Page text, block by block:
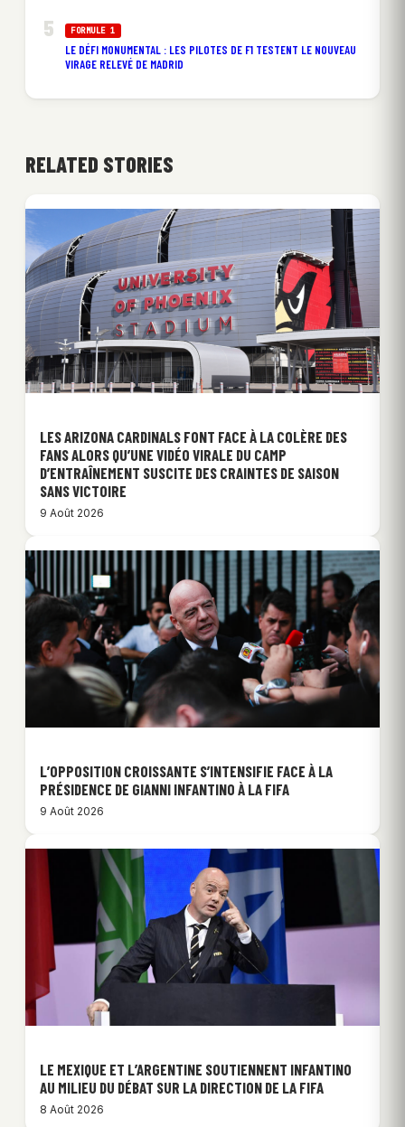
FORMULE 1
LE DÉFI MONUMENTAL : LES PILOTES DE F1 TESTENT LE NOUVEAU
VIRAGE RELEVÉ DE MADRID
RELATED STORIES
LES ARIZONA CARDINALS FONT FACE À LA COLÈRE DES
FANS ALORS QU’UNE VIDÉO VIRALE DU CAMP
D’ENTRAÎNEMENT SUSCITE DES CRAINTES DE SAISON
SANS VICTOIRE
9 Août 2026
L’OPPOSITION CROISSANTE S’INTENSIFIE FACE À LA
PRÉSIDENCE DE GIANNI INFANTINO À LA FIFA
9 Août 2026
LE MEXIQUE ET L’ARGENTINE SOUTIENNENT INFANTINO
AU MILIEU DU DÉBAT SUR LA DIRECTION DE LA FIFA
8 Août 2026